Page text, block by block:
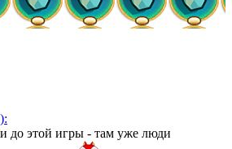
до этой игры - там уже люди